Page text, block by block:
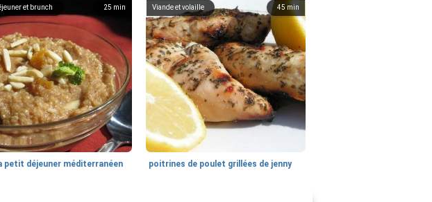
25 min
et brunch
petit déjeuner méditerranéen
45 min
Viande et volaille
poitrines de poulet grillées de jenny